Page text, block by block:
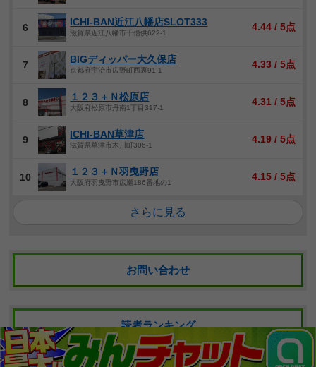
6 ICHI-BAN近江八幡店SLOT333
滋賀県近江八幡市千僧供622-1
4.44 / 5点
7 BIGディッパー大久保店
京都府宇治市広野町西裏91-1
4.33 / 5点
8 １２３＋Ｎ松原店
大阪府松原市丹南1丁目317-1
4.31 / 5点
9 ICHI-BAN草津店
滋賀県草津市木川町306-1
4.19 / 5点
10 １２３＋Ｎ羽曳野店
大阪府羽曳野市広瀬186番地の1
4.15 / 5点
さらに見る
お問い合わせ
読者ランキング